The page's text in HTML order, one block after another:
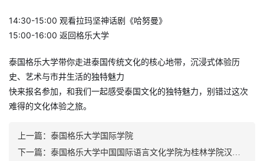
14:30-15:00 观看拉玛坚神话剧《哈努曼》
15:00-16:00 返回格乐大学
泰国格乐大学带你走进泰国传统文化的核心地带，沉浸式体验历
史、艺术与市井生活的独特魅力
快来报名参加，和我们一起感受泰国文化的独特魅力，别错过这次
难得的文化体验之旅。
上一篇： 泰国格乐大学国际学院
下一篇： 泰国格乐大学中国国际语言文化学院为桂林学院汉教专业实习生举办报告总结会（2025高校研学/实习）